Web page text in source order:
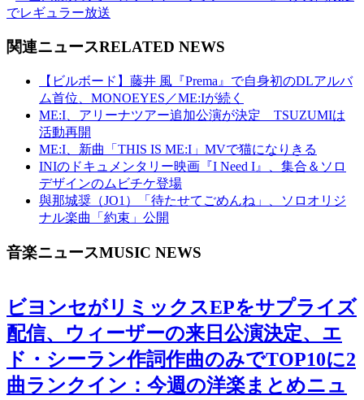
でレギュラー放送
関連ニュースRELATED NEWS
【ビルボード】藤井 風『Prema』で自身初のDLアルバ
ム首位、MONOEYES／ME:Iが続く
ME:I、アリーナツアー追加公演が決定 TSUZUMIは
活動再開
ME:I、新曲「THIS IS ME:I」MVで猫になりきる
INIのドキュメンタリー映画『I Need I』、集合＆ソロ
デザインのムビチケ登場
與那城奨（JO1）「待たせてごめんね」、ソロオリジ
ナル楽曲「約束」公開
音楽ニュースMUSIC NEWS
ビヨンセがリミックスEPをサプライズ
配信、ウィーザーの来日公演決定、エ
ド・シーラン作詞作曲のみでTOP10に2
曲ランクイン：今週の洋楽まとめニュ